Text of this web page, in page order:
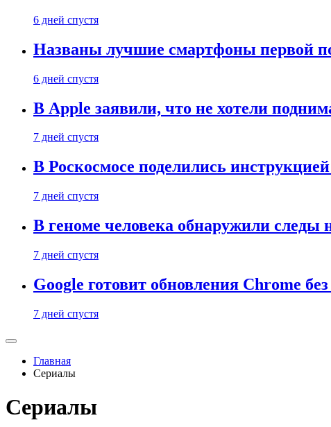
6 дней спустя
Названы лучшие смартфоны первой
6 дней спустя
В Apple заявили, что не хотели
7 дней спустя
В Роскосмосе поделились
7 дней спустя
В геноме человека обнаружили следы
7 дней спустя
Google готовит обновления Chrome
7 дней спустя
Главная
Сериалы
Сериалы